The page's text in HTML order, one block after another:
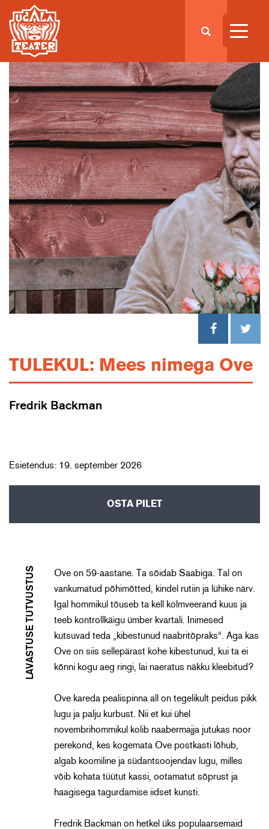
TULEKUL: Mees nimega Ove
Fredrik Backman
Esietendus: 19. september 2026
OSTA PILET
LAVASTUSE TUTVUSTUS
Ove on 59-aastane. Ta sõidab Saabiga. Tal on
vankumatud põhimõtted, kindel rutiin ja lühike närv.
Igal hommikul tõuseb ta kell kolmveerand kuus ja
teeb kontrollkäigu ümber kvartali. Inimesed
kutsuvad teda „kibestunud naabritõpraks“. Aga kas
Ove on siis sellepärast kohe kibestunud, kui ta ei
kõnni kogu aeg ringi, lai naeratus näkku kleebitud?
Ove kareda pealispinna all on tegelikult peidus pikk
lugu ja palju kurbust. Nii et kui ühel
novembrihommikul kolib naabermajja jutukas noor
perekond, kes kogemata Ove postkasti lõhub,
algab koomiline ja südantsoojendav lugu, milles
võib kohata tüütut kassi, ootamatut sõprust ja
haagisega tagurdamise iidset kunsti.
Fredrik Backman on hetkel üks populaarsemaid